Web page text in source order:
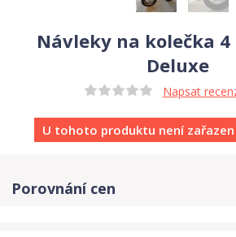
Návleky na kolečka
Deluxe
Napsat
U tohoto produktu není zařazen
Porovnání cen